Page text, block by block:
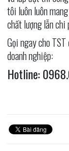
tôi luôn luôn
chất lượng lẫn chi
Gọi ngay cho
doanh nghiệp:
Hotline: